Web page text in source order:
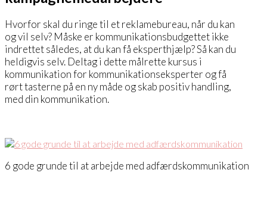
Hvorfor skal du ringe til et reklamebureau, når du kan
og vil selv? Måske er kommunikationsbudgettet ikke
indrettet således, at du kan få eksperthjælp? Så kan du
heldigvis selv. Deltag i dette målrette kursus i
kommunikation for kommunikationseksperter og få
rørt tasterne på en ny måde og skab positiv handling,
med din kommunikation.
6 gode grunde til at arbejde med adfærdskommunikation